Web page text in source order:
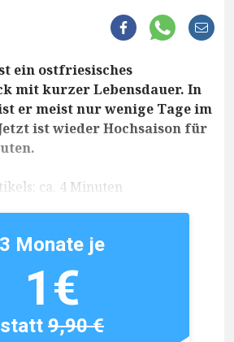
ein ostfriesisches
mit kurzer Lebensdauer. In
er meist nur wenige Tage im
ist wieder Hochsaison für
ca. 4 Minuten
3 Monate je
1€
statt9,90 €